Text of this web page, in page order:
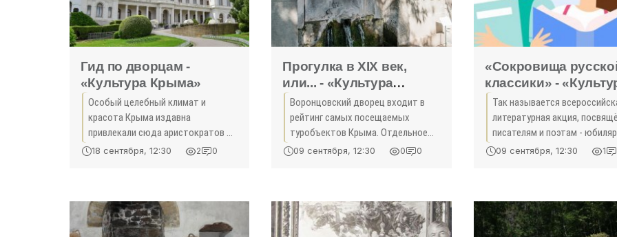
Гид по дворцам -
«Культура Крыма»
Особый целебный климат и
красота Крыма издавна
привлекали сюда арис­тократов и
знатных людей: они строили
18 сентября, 12:30 2 0
Прогулка в XIX век,
или... - «Культура
Крыма»
Воронцовский дворец входит в
рейтинг самых посещаемых
туробъектов Крыма. Отдельное
удовольствие - побывать в
09 сентября, 12:30 0 0
«Сокровища
классики» -
Крыма»
Так называется
литературная акция,
писателям и поэтам -
года. Она проводится в
09 сентября, 12:30 1